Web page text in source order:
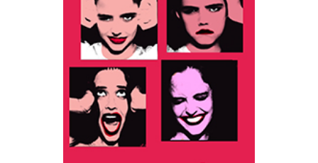
AGGIUNGI AL CARRELLO